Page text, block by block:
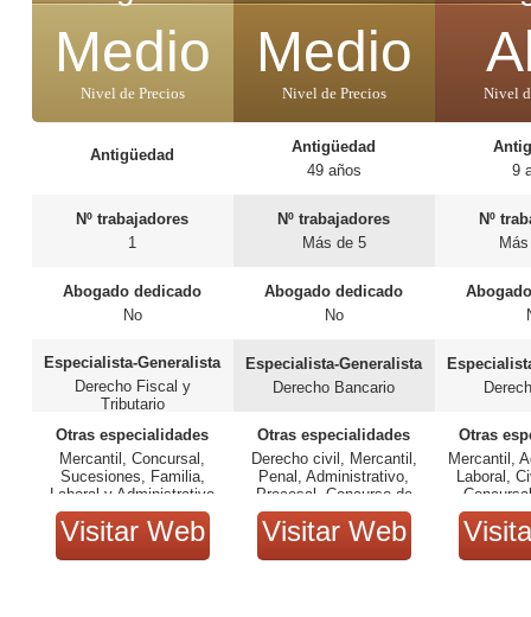
Medio
Nivel de Precios
Antigüedad
Nº trabajadores
1
Abogado dedicado
No
Especialista-Generalista
Derecho Fiscal y
Tributario
Otras especialidades
Mercantil, Concursal,
Sucesiones, Familia,
Laboral y Administrativo
Visitar Web
Medio
Nivel de Precios
Antigüedad
49 años
Nº trabajadores
Más de 5
Abogado dedicado
No
Especialista-Generalista
Derecho Bancario
Otras especialidades
Derecho civil, Mercantil,
Penal, Administrativo,
Procesal, Concurso de
acreedores, Tributario y
Constitucional.
Visitar Web
Nivel
9
Nº
Otras
Mercantil,
Laboral,